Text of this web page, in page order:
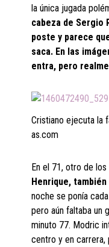
la única jugada
cabeza de Sergio
poste y parece
saca. En las
entra, pero
Cristiano ejecuta la
as.com
En el 71, otro de
Henrique,
noche se ponía
pero aún faltaba un
minuto 77. Modric
centro y en carrera,